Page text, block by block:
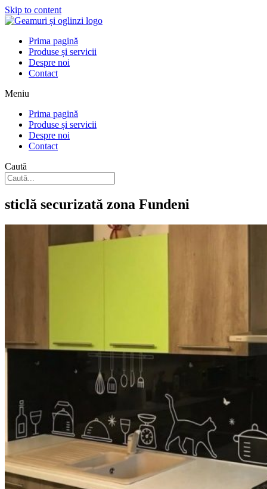
Skip to content
Prima pagină
Produse și servicii
Despre noi
Contact
Meniu
Prima pagină
Produse și servicii
Despre noi
Contact
Caută
sticlă securizată zona Fundeni